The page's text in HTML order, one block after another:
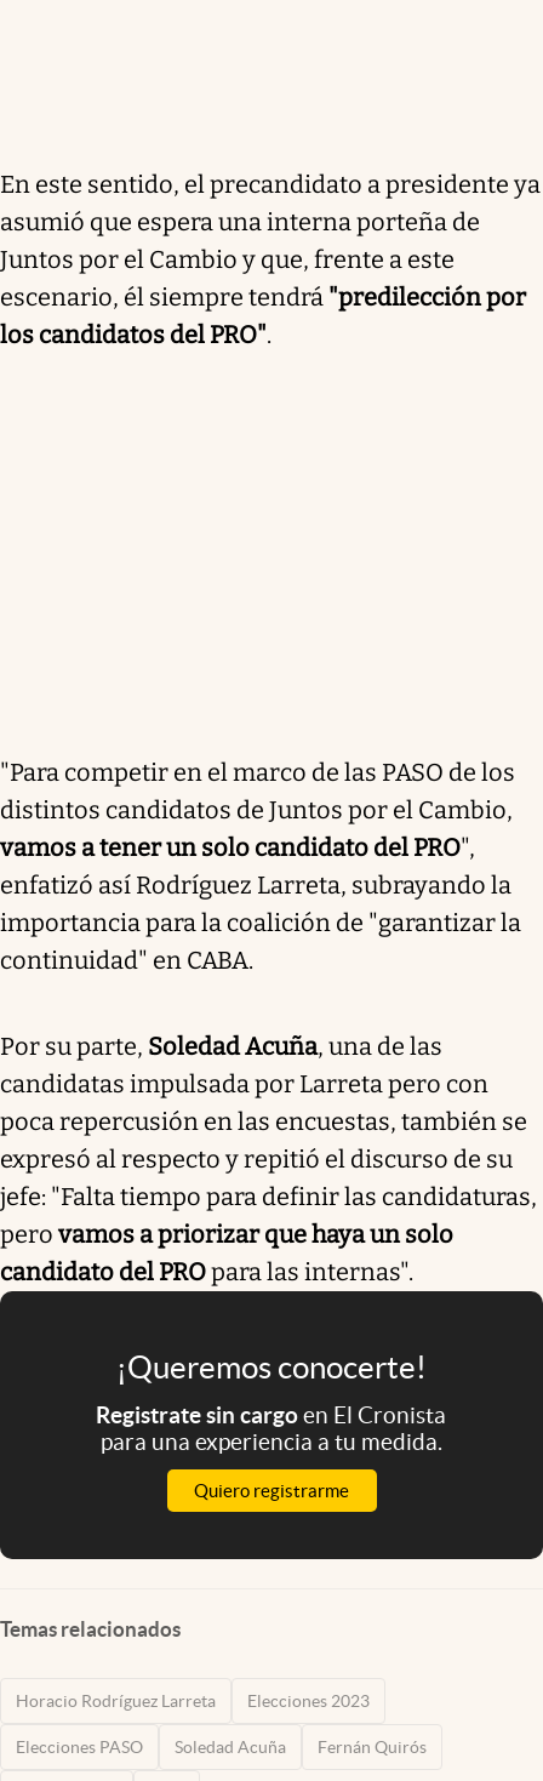
En este sentido, el precandidato a presidente ya
asumió que espera una interna porteña de
Juntos por el Cambio y que, frente a este
escenario, él siempre tendrá "predilección por
los candidatos del PRO".
"Para competir en el marco de las PASO de los
distintos candidatos de Juntos por el Cambio,
vamos a tener un solo candidato del PRO",
enfatizó así Rodríguez Larreta, subrayando la
importancia para la coalición de "garantizar la
continuidad" en CABA.
Por su parte, Soledad Acuña, una de las
candidatas impulsada por Larreta pero con
poca repercusión en las encuestas, también se
expresó al respecto y repitió el discurso de su
jefe: "Falta tiempo para definir las candidaturas,
perovamos a priorizar que haya un solo
candidato del PROpara las internas".
¡Queremos conocerte!
Registrate sin cargoen El Cronista
para una experiencia a tu medida.
Quiero registrarme
Temas relacionados
Horacio Rodríguez Larreta Elecciones 2023
Elecciones PASO Soledad Acuña Fernán Quirós